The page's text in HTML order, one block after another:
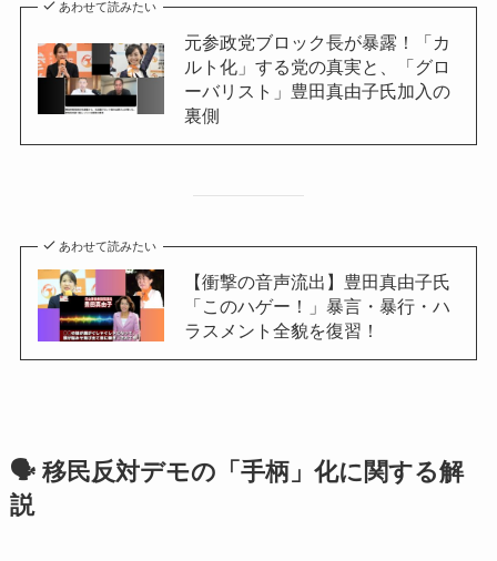
あわせて読みたい
元参政党ブロック長が暴露！「カ
ルト化」する党の真実と、「グロ
ーバリスト」豊田真由子氏加入の
裏側
あわせて読みたい
【衝撃の音声流出】豊田真由子氏
「このハゲー！」暴言・暴行・ハ
ラスメント全貌を復習！
🗣️ 移民反対デモの「手柄」化に関する解
説